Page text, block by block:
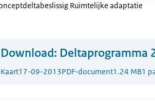
Ruimtelijke adaptatie
Download: Deltaprogramma
Kaart17-09-2013PDF-document1.24 MB1